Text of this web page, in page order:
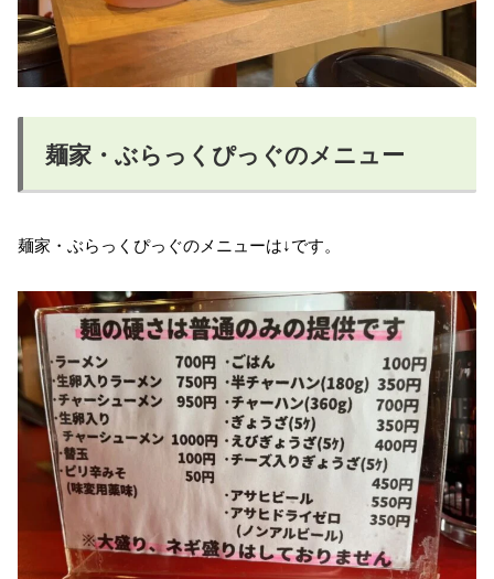
麺家・ぶらっくぴっぐのメニュー
麺家・ぶらっくぴっぐのメニューは↓です。